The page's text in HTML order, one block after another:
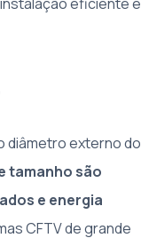
eficiente e
diâmetro externo do
tamanho são
e energia
CFTV de grande